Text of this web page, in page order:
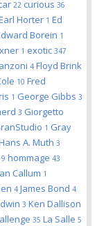
22 curious 36
Horter 1 Ed
Borein 1
1 exotic 347
4 Floyd Brink
10 Fred
1 George Gibbs 3
3 Giorgetto
1 Gray
A. Muth 3
9 hommage 43
Callum 1
4 James Bond 4
3 Ken Dallison
35 La Salle 5